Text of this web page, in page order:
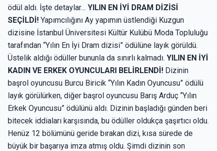
ödül aldı. İşte detaylar… YILIN EN İYİ DRAM DİZİSİ
SEÇİLDİ! Yapımcılığını Ay yapımın üstlendiği Kuzgun
dizisine İstanbul Üniversitesi Kültür Kulübü Moda Topluluğu
tarafından “Yılın En İyi Dram dizisi” ödülüne layık görüldü.
Üstelik aldığı ödüller bununla da sınırlı kalmadı. YILIN EN İYİ
KADIN VE ERKEK OYUNCULARI BELİRLENDİ! Dizinin
başrol oyuncusu Burcu Biricik “Yılın Kadın Oyuncusu” ödülü
layık görülürken, diğer başrol oyuncusu Barış Arduç “Yılın
Erkek Oyuncusu” ödülünü aldı. Dizinin başladığı günden beri
bitecek iddiaları karşısında, bu ödüller oldukça şaşırtıcı oldu.
Henüz 12 bölümünü geride bırakan dizi, kısa sürede de
büyük bir başarıya imza atmış oldu. Şimdi dizinin son